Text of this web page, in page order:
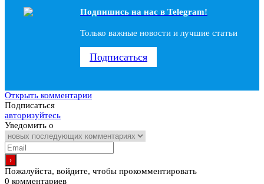
Подпишись на наc в Telegram!
Только важные новости и лучшие статьи
Подписаться
Открыть комментарии
Подписаться
авторизуйтесь
Уведомить о
Пожалуйста, войдите, чтобы прокомментировать
0 комментариев